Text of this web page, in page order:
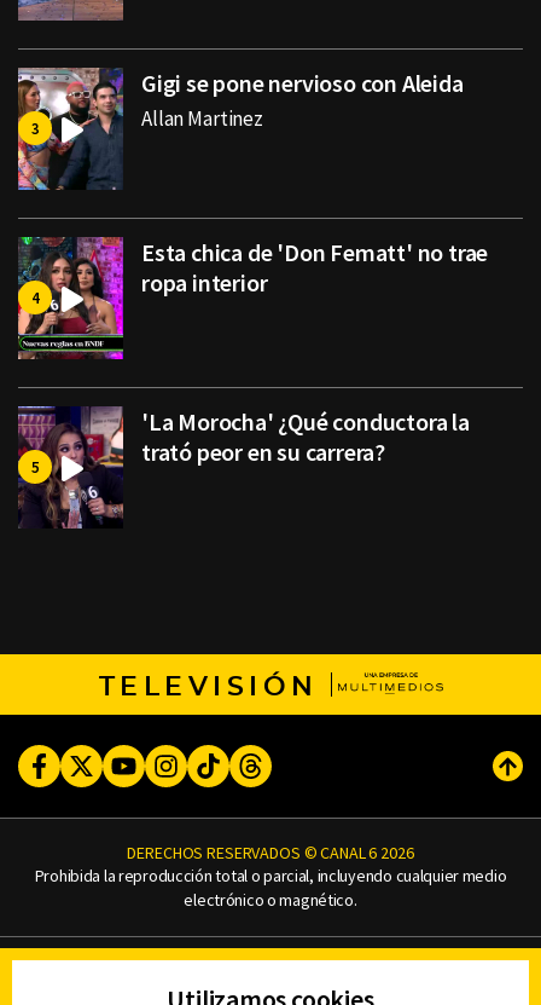
Gigi se pone nervioso con Aleida
Allan Martinez
Esta chica de 'Don Fematt' no trae
ropa interior
'La Morocha' ¿Qué conductora la
trató peor en su carrera?
TELEVISIÓN
FacebookTwitterYoutubeInstagram
TikTokThreads
DERECHOS RESERVADOS © CANAL 6 2026
Prohibida la reproducción total o parcial, incluyendo cualquier medio
electrónico o magnético.
AVISO DE PRIVACIDAD